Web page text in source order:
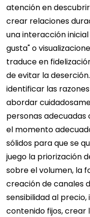
atención en
crear relaciones
una interacción
gusta" o
traduce en
de evitar la
identificar las
abordar
personas
el momento
sólidos para que se
juego la priorización
sobre el volumen, la
creación de canales
sensibilidad al
contenido fijos, crear